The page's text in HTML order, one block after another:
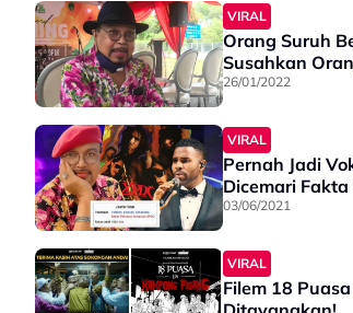
VIRAL
Orang Suruh
Susahkan
26/01/2022
VIRAL
Pernah Jadi
Dicemari Fakta
03/06/2021
VIRAL
Filem 18